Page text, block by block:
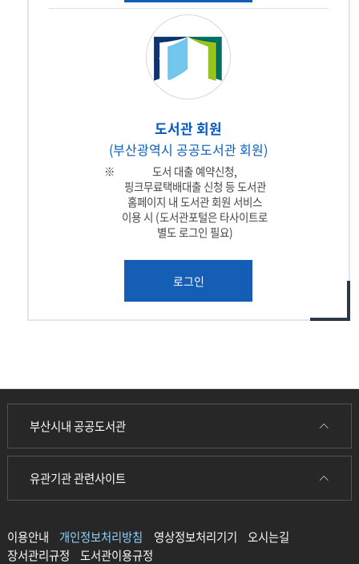
도서관 회원
(부산광역시 공공도서관 회원)
도서 대출 예약신청,
핑크무료택배대출 신청 등 도서관
홈페이지 내 도서관 회원 서비스
이용 시 (도서관포털은 타사이트로
별도 로그인 필요)
로그인
부산시내 공공도서관
유관기관 관련사이트
이용안내 개인정보처리방침 영상정보처리기기
오시는길
장서관리규정
도서관이용규정